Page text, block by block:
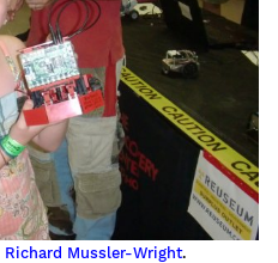
Richard Mussler-Wright.